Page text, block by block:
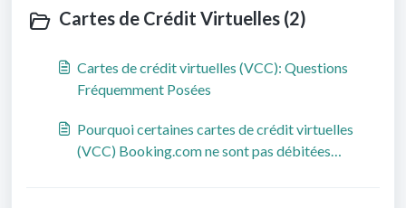
Cartes de Crédit Virtuelles (2)
Cartes de crédit virtuelles (VCC): Questions
Fréquemment Posées
Pourquoi certaines cartes de crédit virtuelles
(VCC) Booking.com ne sont pas débitées